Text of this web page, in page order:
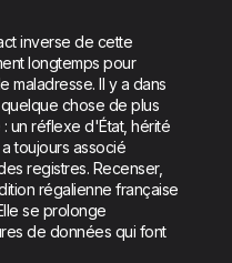
inverse de cette
longtemps pour
maladresse. Il y a dans
chose de plus
un réflexe d'État, hérité
toujours associé
registres. Recenser,
régalienne française
se prolonge
de données qui font